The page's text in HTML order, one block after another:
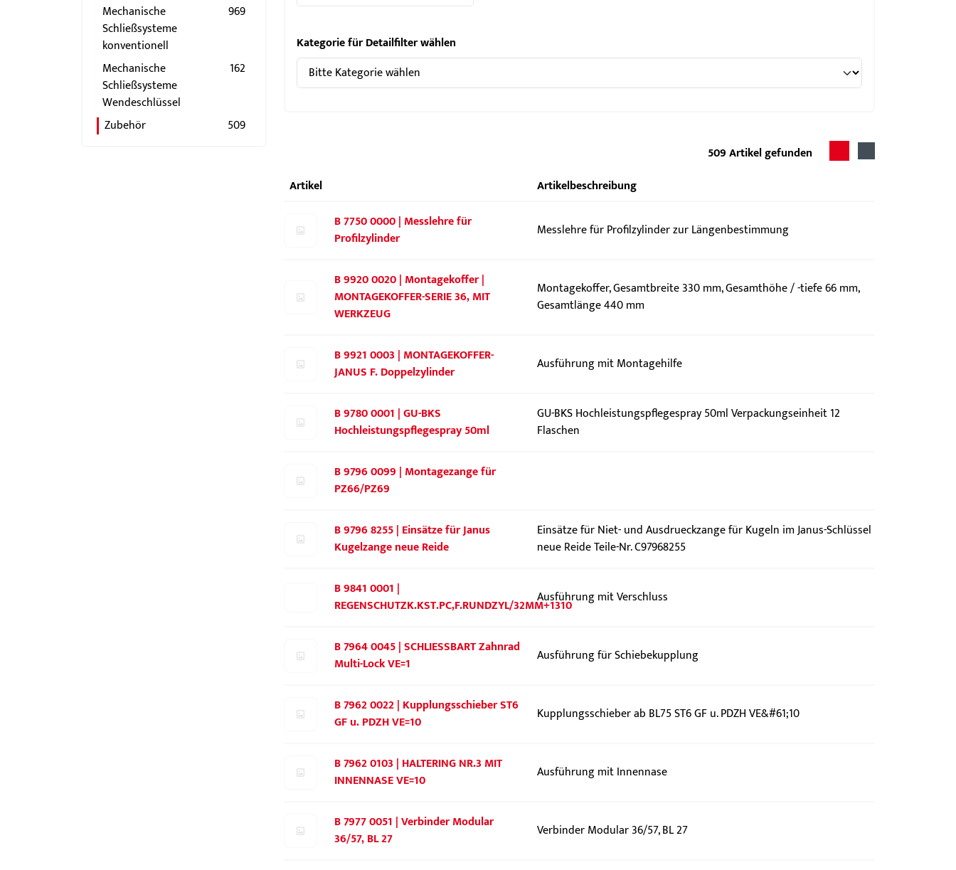
Schlösser
BKS MasterKeySystem
Showroom - BKS
Mechanische
Schließsysteme
konventionell
969
Mechanische
Schließsysteme
Wendeschlüssel
162
Zubehör 509
Kategorie für Detailfilter wählen
509Artikel gefunden
Artikel
Artikelbeschreibung
B 7750 0000 | Messlehre für
Profilzylinder
Messlehre für Profilzylinder zur Längenbestimmung
B 9920 0020 | Montagekoffer |
MONTAGEKOFFER-SERIE 36, MIT
WERKZEUG
Montagekoffer, Gesamtbreite 330 mm, Gesamthöhe / -tiefe 66 mm,
Gesamtlänge 440 mm
B 9921 0003 | MONTAGEKOFFER-
JANUS F. Doppelzylinder
Ausführung mit Montagehilfe
B 9780 0001 | GU-BKS
Hochleistungspflegespray 50ml
GU-BKS Hochleistungspflegespray 50ml Verpackungseinheit 12
Flaschen
B 9796 0099 | Montagezange für
PZ66/PZ69
B 9796 8255 | Einsätze für Janus
Kugelzange neue Reide
Einsätze für Niet- und Ausdrueckzange für Kugeln im Janus-Schlüssel
neue Reide Teile-Nr. C97968255
B 9841 0001 |
REGENSCHUTZK.KST.PC,F.RUNDZYL/32MM+1310Ausführung mit Verschluss
B 7964 0045 | SCHLIESSBART Zahnrad
Multi-Lock VE=1
Ausführung für Schiebekupplung
B 7962 0022 | Kupplungsschieber ST6
GF u. PDZH VE=10
Kupplungsschieber ab BL75 ST6 GF u. PDZH VE&#61;10
B 7962 0103 | HALTERING NR.3 MIT
INNENNASE VE=10
Ausführung mit Innennase
B 7977 0051 | Verbinder Modular
36/57, BL 27
Verbinder Modular 36/57, BL 27